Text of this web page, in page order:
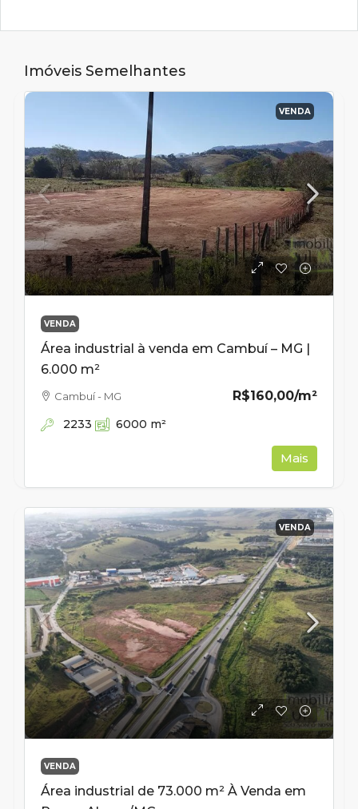
Imóveis Semelhantes
VENDA
VENDA
Área industrial à venda em Cambuí – MG |
6.000 m²
R$160,00/m²
Cambuí - MG
2233 6000 m²
Mais
VENDA
VENDA
Área industrial de 73.000 m² À Venda em